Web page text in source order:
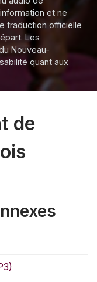
et ne
traduction officielle
Les
Nouveau-
quant aux
de